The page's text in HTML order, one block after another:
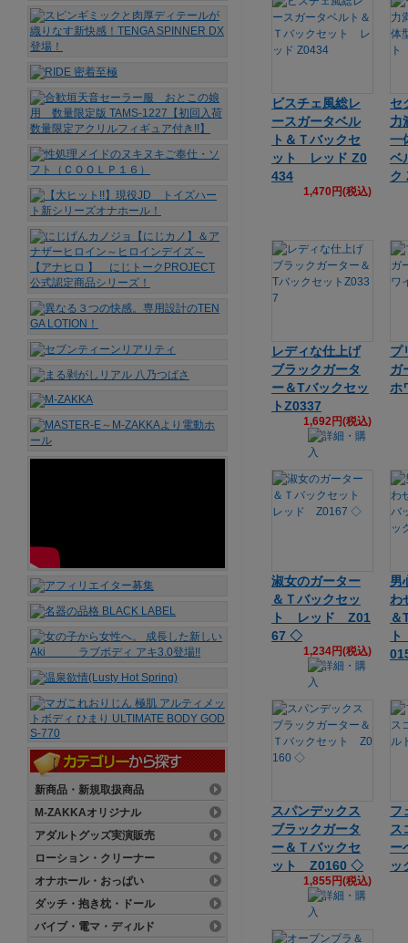
ビスチェ風総レ
ースガータベル
ト＆Ｔバックセ
ット レッド Z0
434
1,470円(税込)
セ
力
一
ベ
ク
レディな仕上げ
ブラックガータ
ー＆Tバックセッ
トZ0337
1,692円(税込)
プ
ガ
ホ
淑女のガーター
＆Ｔバックセッ
ト レッド Z01
67 ◇
1,234円(税込)
男
わ
＆
スパンデックス
ブラックガータ
ー＆Ｔバックセ
ット Z0160 ◇
1,855円(税込)
フ
ス
ー
ッ
新商品・新規取扱商品
M-ZAKKAオリジナル
アダルトグッズ実演販売
ローション・クリーナー
オナホール・おっぱい
ダッチ・抱き枕・ドール
バイブ・電マ・ディルド